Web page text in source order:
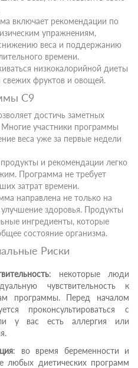
включает рекомендации по
упражнениям,
веса и поддержанию
времени.
низкокалорийной диеты
фруктов и овощей.
C9
достичь заметных
Многие участники программы
веса уже за первые недели
продукты и рекомендации легко
Программа не требует
затрат времени.
направлена не только на
здоровья. Продукты
ингредиенты, которые
состояние организма.
Риски
: некоторые люди
чувствительность к
программы. Перед началом
проконсультироваться с
у вас есть аллергия или
: во время беременности и
любых диетических программ